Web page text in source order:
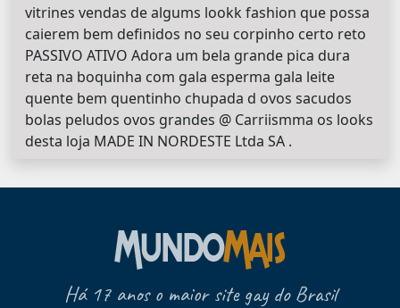
vitrines vendas de algums lookk fashion que possa
caierem bem definidos no seu corpinho certo reto
PASSIVO ATIVO Adora um bela grande pica dura
reta na boquinha com gala esperma gala leite
quente bem quentinho chupada d ovos sacudos
bolas peludos ovos grandes @ Carriismma os looks
desta loja MADE IN NORDESTE Ltda SA .
Há 17 anos o maior site gay do Brasil